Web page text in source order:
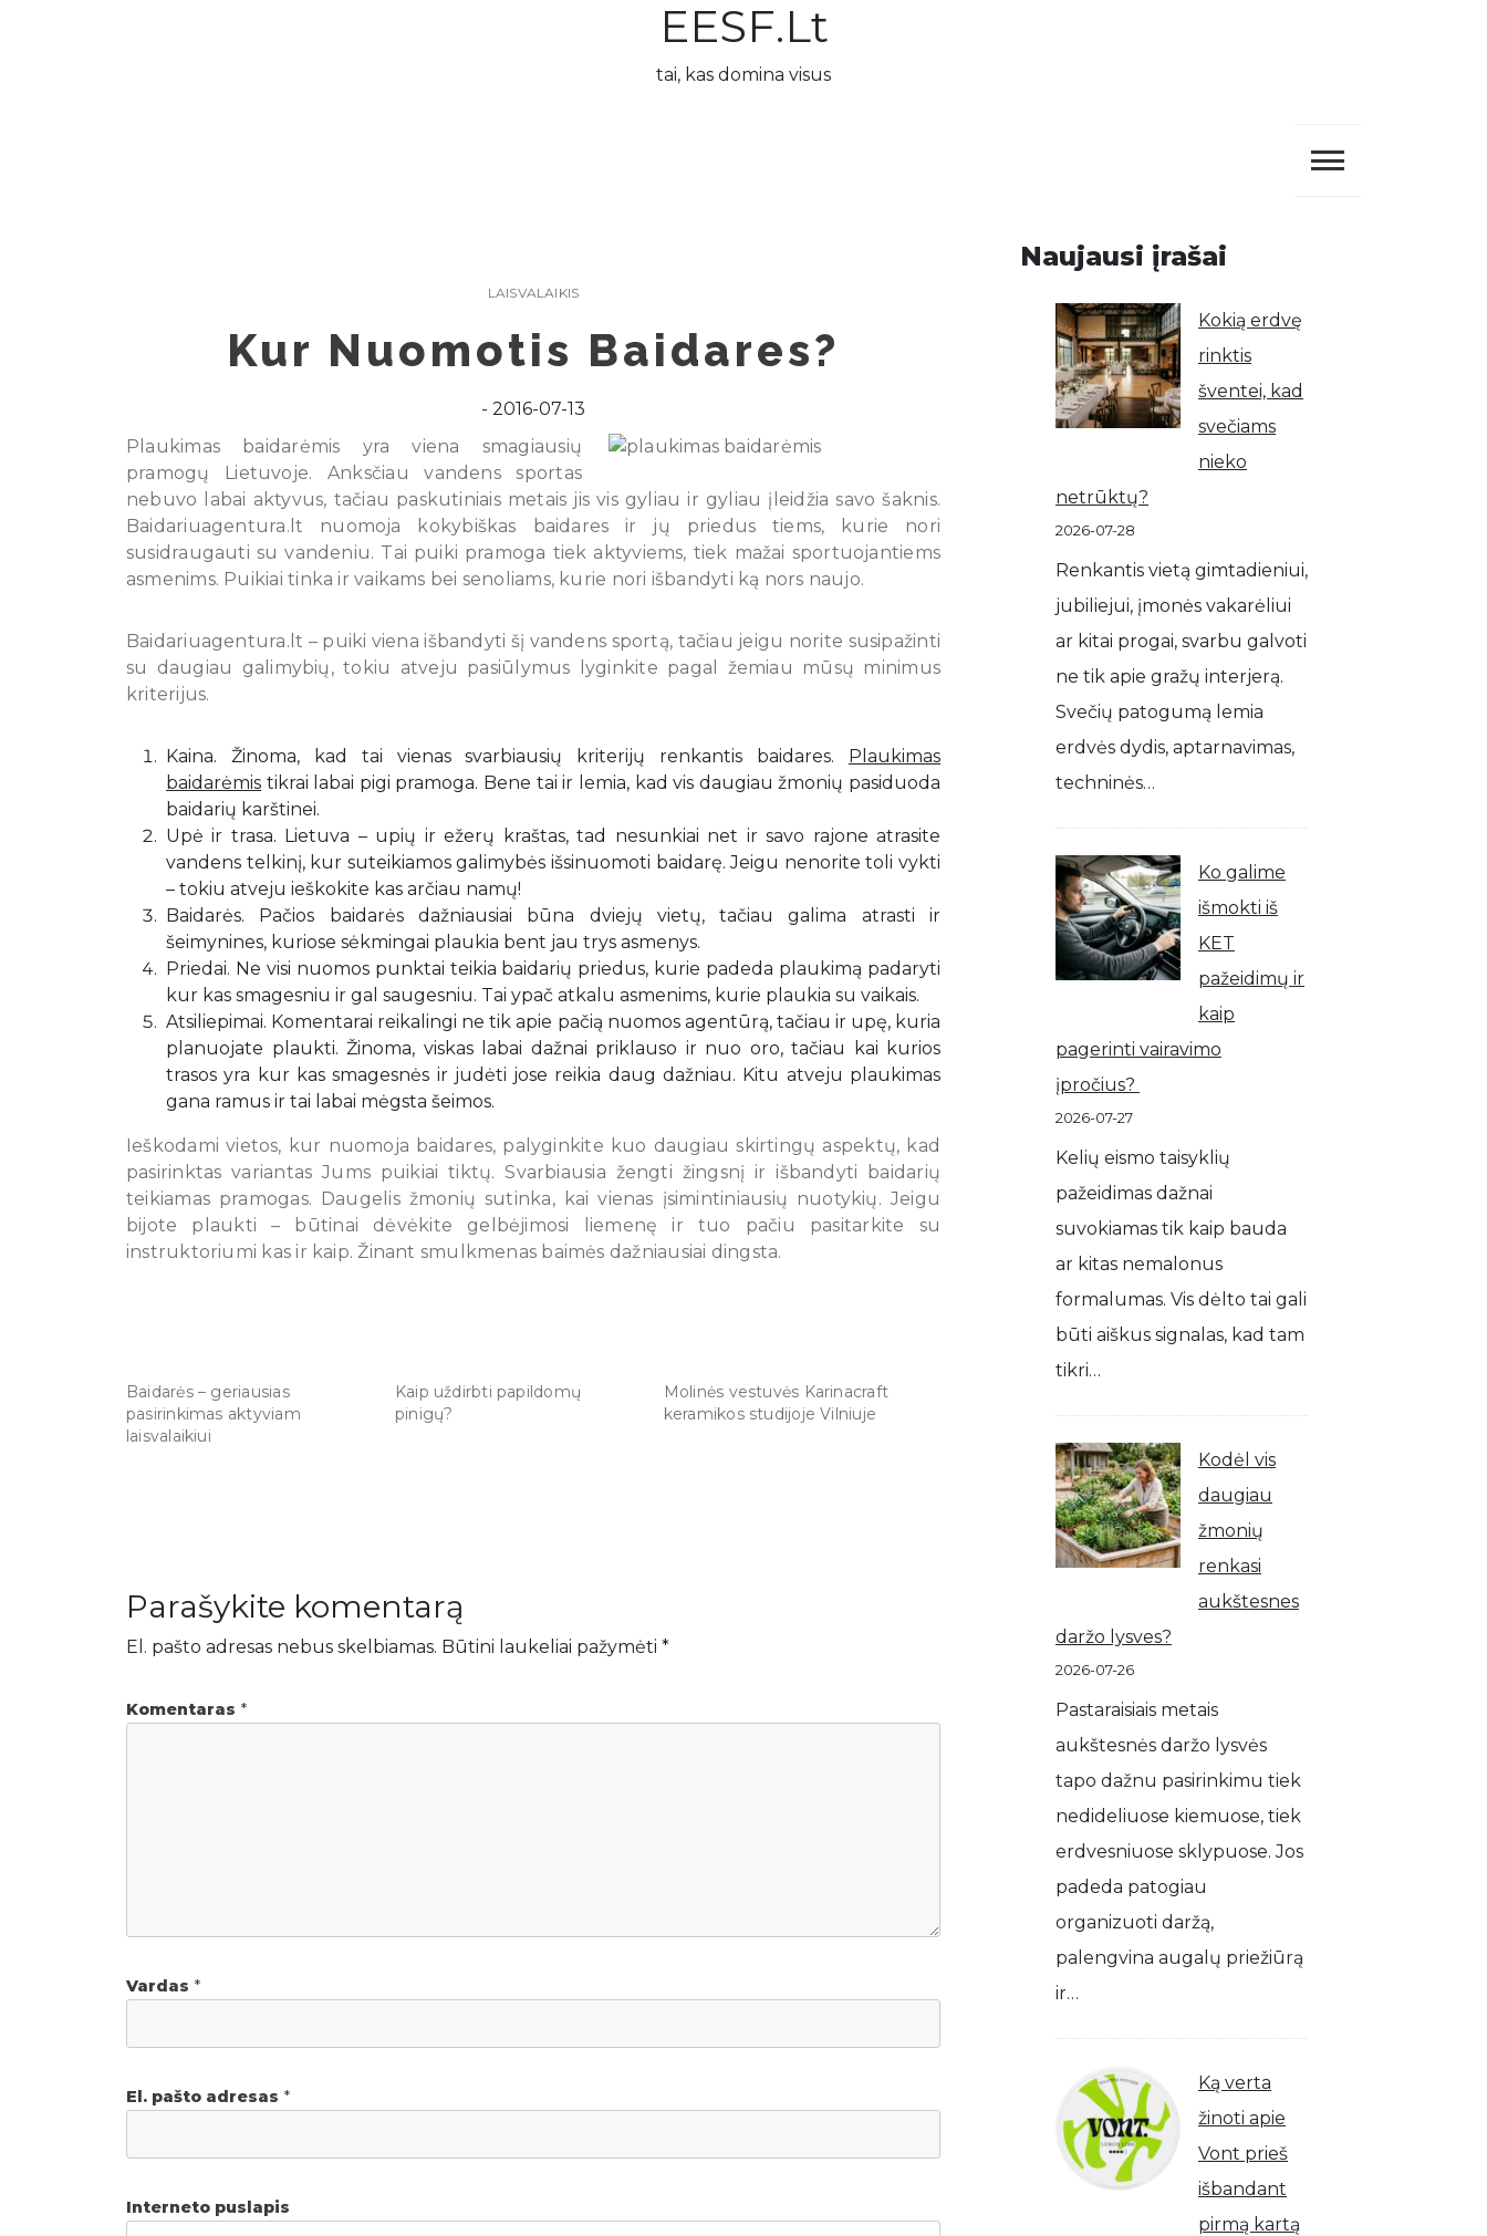
EESF.lt
tai, kas domina visus
LAISVALAIKIS
Kur Nuomotis Baidares?
2016-07-13
Plaukimas baidarėmis yra viena smagiausių
pramogų Lietuvoje. Anksčiau vandens sportas
nebuvo labai aktyvus, tačiau paskutiniais metais jis vis gyliau ir gyliau įleidžia savo šaknis.
Baidariuagentura.lt nuomoja kokybiškas baidares ir jų priedus tiems, kurie nori
susidraugauti su vandeniu. Tai puiki pramoga tiek aktyviems, tiek mažai sportuojantiems
asmenims. Puikiai tinka ir vaikams bei senoliams, kurie nori išbandyti ką nors naujo.
Baidariuagentura.lt – puiki viena išbandyti šį vandens sportą, tačiau jeigu norite susipažinti
su daugiau galimybių, tokiu atveju pasiūlymus lyginkite pagal žemiau mūsų minimus
kriterijus.
Kaina. Žinoma, kad tai vienas svarbiausių kriterijų renkantis baidares. Plaukimas
baidarėmis tikrai labai pigi pramoga. Bene tai ir lemia, kad vis daugiau žmonių pasiduoda
baidarių karštinei.
Upė ir trasa. Lietuva – upių ir ežerų kraštas, tad nesunkiai net ir savo rajone atrasite
vandens telkinį, kur suteikiamos galimybės išsinuomoti baidarę. Jeigu nenorite toli vykti
– tokiu atveju ieškokite kas arčiau namų!
Baidarės. Pačios baidarės dažniausiai būna dviejų vietų, tačiau galima atrasti ir
šeimynines, kuriose sėkmingai plaukia bent jau trys asmenys.
Priedai. Ne visi nuomos punktai teikia baidarių priedus, kurie padeda plaukimą padaryti
kur kas smagesniu ir gal saugesniu. Tai ypač atkalu asmenims, kurie plaukia su vaikais.
Atsiliepimai. Komentarai reikalingi ne tik apie pačią nuomos agentūrą, tačiau ir upę, kuria
planuojate plaukti. Žinoma, viskas labai dažnai priklauso ir nuo oro, tačiau kai kurios
trasos yra kur kas smagesnės ir judėti jose reikia daug dažniau. Kitu atveju plaukimas
gana ramus ir tai labai mėgsta šeimos.
Ieškodami vietos, kur nuomoja baidares, palyginkite kuo daugiau skirtingų aspektų, kad
pasirinktas variantas Jums puikiai tiktų. Svarbiausia žengti žingsnį ir išbandyti baidarių
teikiamas pramogas. Daugelis žmonių sutinka, kai vienas įsimintiniausių nuotykių. Jeigu
bijote plaukti – būtinai dėvėkite gelbėjimosi liemenę ir tuo pačiu pasitarkite su
instruktoriumi kas ir kaip. Žinant smulkmenas baimės dažniausiai dingsta.
Baidarės – geriausias
pasirinkimas aktyviam
laisvalaikiui
Kaip uždirbti papildomų
pinigų?
Molinės vestuvės Karinacraft
keramikos studijoje Vilniuje
Parašykite komentarą
El. pašto adresas nebus skelbiamas. Būtini laukeliai pažymėti *
Komentaras *
Vardas *
El. pašto adresas *
Interneto puslapis
Naujausi įrašai
Kokią erdvę
rinktis
šventei, kad
svečiams
nieko
netrūktų?
2026-07-28
Renkantis vietą gimtadieniui,
jubiliejui, įmonės vakarėliui
ar kitai progai, svarbu galvoti
ne tik apie gražų interjerą.
Svečių patogumą lemia
erdvės dydis, aptarnavimas,
techninės…
Ko galime
išmokti iš
KET
pažeidimų ir
kaip
pagerinti vairavimo
įpročius?
2026-07-27
Kelių eismo taisyklių
pažeidimas dažnai
suvokiamas tik kaip bauda
ar kitas nemalonus
formalumas. Vis dėlto tai gali
būti aiškus signalas, kad tam
tikri…
Kodėl vis
daugiau
žmonių
renkasi
aukštesnes
daržo lysves?
2026-07-26
Pastaraisiais metais
aukštesnės daržo lysvės
tapo dažnu pasirinkimu tiek
nedideliuose kiemuose, tiek
erdvesniuose sklypuose. Jos
padeda patogiau
organizuoti daržą,
palengvina augalų priežiūrą
ir…
Ką verta
žinoti apie
Vont prieš
išbandant
pirmą kartą